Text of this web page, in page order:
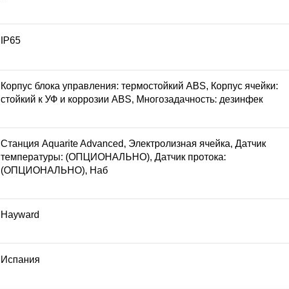
IP65
Корпус блока управления: термостойкий ABS, Корпус ячейки:
стойкий к УФ и коррозии ABS, Многозадачность: дезинфек
Станция Aquarite Advanced, Электролизная ячейка, Датчик
температуры: (ОПЦИОНАЛЬНО), Датчик протока:
(ОПЦИОНАЛЬНО), Наб
Hayward
Испания